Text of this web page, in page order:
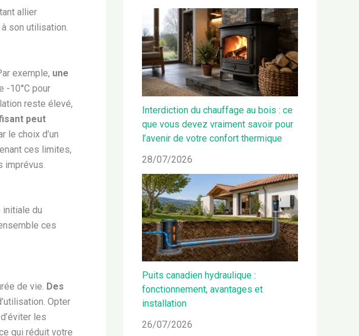
allier
son utilisation.
exemple, une
-10°C pour
reste élevé,
peut
le choix d’un
ces limites,
imprévus.
initiale du
ces
de vie. Des
Opter
les
qui réduit votre
Interdiction du chauffage au bois : ce
que vous devez vraiment savoir pour
l’avenir de votre confort thermique
28/07/2026
Puits canadien hydraulique :
fonctionnement, avantages et
installation
26/07/2026